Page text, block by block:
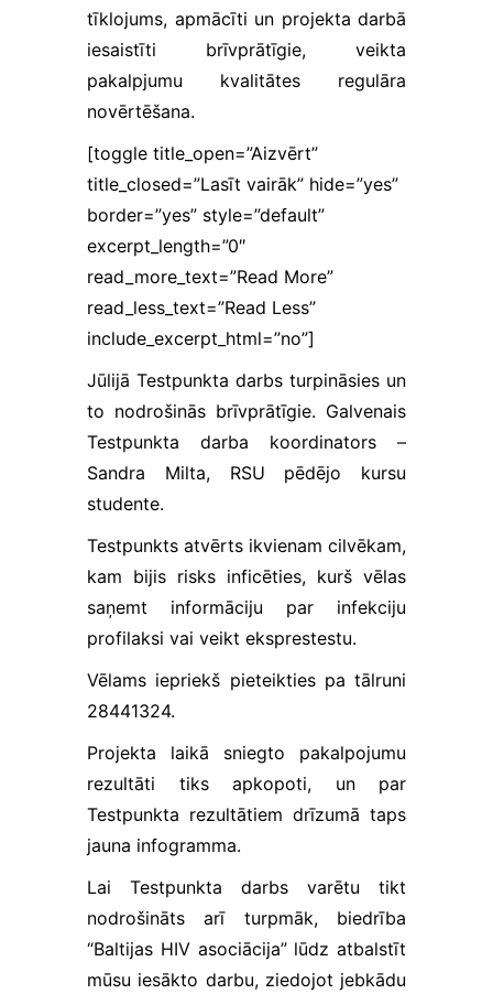
tīklojums, apmācīti un projekta darbā
iesaistīti brīvprātīgie, veikta
pakalpjumu kvalitātes regulāra
novērtēšana.
[toggle title_open=”Aizvērt”
title_closed=”Lasīt vairāk” hide=”yes”
border=”yes” style=”default”
excerpt_length=”0″
read_more_text=”Read More”
read_less_text=”Read Less”
include_excerpt_html=”no”]
Jūlijā Testpunkta darbs turpināsies un
to nodrošinās brīvprātīgie. Galvenais
Testpunkta darba koordinators –
Sandra Milta, RSU pēdējo kursu
studente.
Testpunkts atvērts ikvienam cilvēkam,
kam bijis risks inficēties, kurš vēlas
saņemt informāciju par infekciju
profilaksi vai veikt eksprestestu.
Vēlams iepriekš pieteikties pa tālruni
28441324.
Projekta laikā sniegto pakalpojumu
rezultāti tiks apkopoti, un par
Testpunkta rezultātiem drīzumā taps
jauna infogramma.
Lai Testpunkta darbs varētu tikt
nodrošināts arī turpmāk, biedrība
“Baltijas HIV asociācija” lūdz atbalstīt
mūsu iesākto darbu, ziedojot jebkādu
informāciju
par to, kā
tīmekļa vietni
izmanto
apmeklētājs,
norādot, kura
lapa visvairāk
lietotāju
uzmanību un
vai tiek rādīti
ziņojumi. Šie
Tos izmanto,
lai mūsu
tīmekļa vietni
lietotājiem
pielāgotu to
konkrēta
vajadzībām.
Šī informācija
glabāta
anonimizēti.
Lietotāja
pieredzes
Palīdz mums
mājaslapas
apmeklējuma
laikā veiktās
darbības un
tādejādi